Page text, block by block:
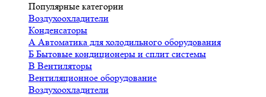
Популярные категории
Воздухоохладители
Конденсаторы
А Автоматика для холодильного оборудования
Б Бытовые кондиционеры и сплит системы
В Вентиляторы
Вентиляционное оборудование
Воздухоохладители